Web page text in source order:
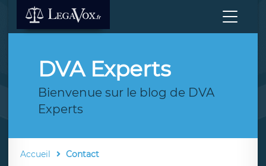
DVA Experts
Bienvenue sur le blog de DVA
Experts
Accueil Contact